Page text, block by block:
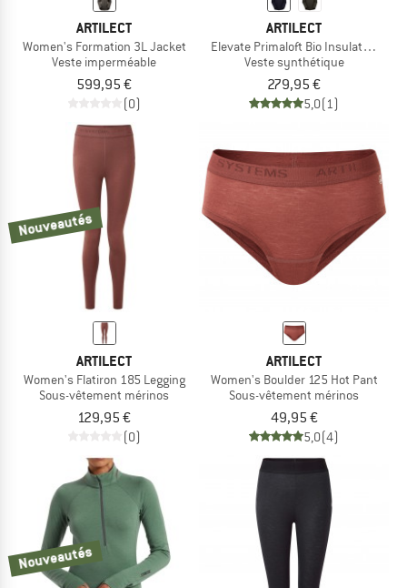
ARTILECT
Women's Formation 3L Jacket
Veste imperméable
599,95 €
(0)
ARTILECT
Elevate Primaloft Bio Insulated
Veste synthétique
279,95 €
5,0(1)
Nouveautés
ARTILECT
Women's Flatiron 185 Legging
Sous-vêtement mérinos
129,95 €
(0)
ARTILECT
Women's Boulder 125 Hot Pant
Sous-vêtement mérinos
49,95 €
5,0(4)
Nouveautés